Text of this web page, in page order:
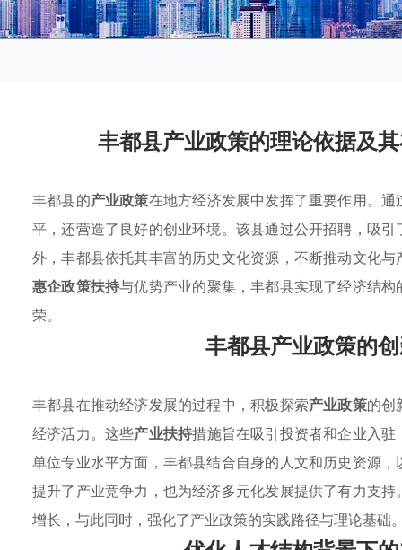
丰都县产业政策的理论依据及
丰都县的产业政策在地方经济发展中发挥了重要作用。
平，还营造了良好的创业环境。该县通过公开招聘，吸
外，丰都县依托其丰富的历史文化资源，不断推动文化
惠企政策扶持与优势产业的聚集，丰都县实现了经济结
荣。
丰都县产业政策的
丰都县在推动经济发展的过程中，积极探索产业政策的创
经济活力。这些产业扶持措施旨在吸引投资者和企业入
单位专业水平方面，丰都县结合自身的人文和历史资源
提升了产业竞争力，也为经济多元化发展提供了有力支
增长，与此同时，强化了产业政策的实践路径与理论基础